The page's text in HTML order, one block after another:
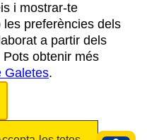
i mostrar-te
preferències dels
a partir dels
obtenir més
Galetes.